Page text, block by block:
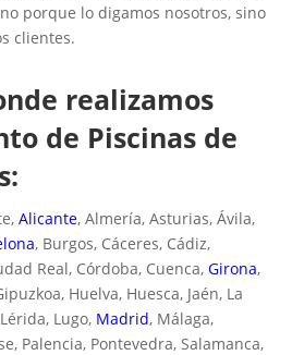
porque lo digamos nosotros, sino
clientes.
realizamos
de Piscinas de
Alicante, Almería, Asturias, Ávila,
, Burgos, Cáceres, Cádiz,
Real, Córdoba, Cuenca, Girona,
Huelva, Huesca, Jaén, La
Lugo, Madrid, Málaga,
Palencia, Pontevedra, Salamanca,